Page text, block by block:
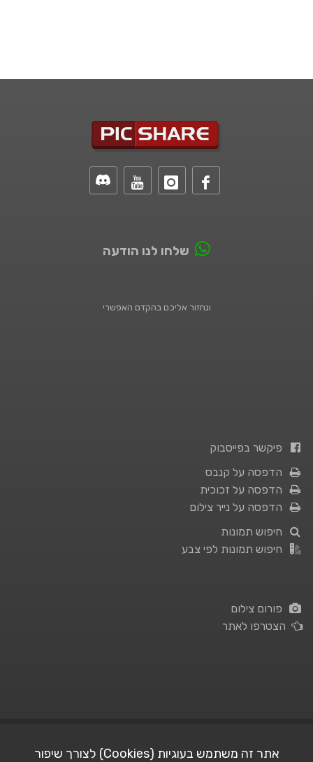
שלחו לנו הודעה
ונחזור אליכם בהקדם האפשרי
פיקשר בפייסבוק
הדפסה על קנבס
הדפסה על זכוכית
הדפסה על נייר צילום
חיפוש תמונות
חיפוש תמונות לפי צבע
פורום צילום
הצטרפו לאתר
אתר זה משתמש בעוגיות (Cookies) לצורך שיפור